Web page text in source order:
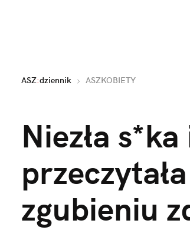
ASZ:dziennik ASZKOBIETY
Niezła
zgubieniu